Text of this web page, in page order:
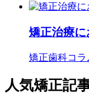
矯正治療に
矯正歯科コラ
人気矯正記